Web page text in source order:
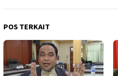
POS TERKAIT